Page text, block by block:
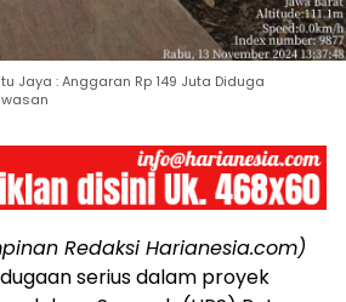
Jaya : Anggaran Rp 149 Juta Diduga
Redaksi Harianesia.com)
serius dalam proyek